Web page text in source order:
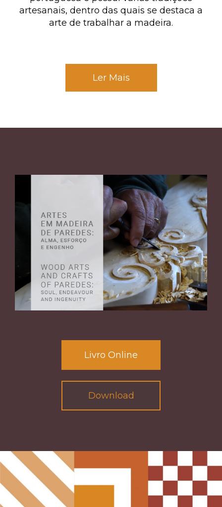
artesanais, dentro das quais se destaca a
arte de trabalhar a madeira.
Ler Mais
Livro Online
Download